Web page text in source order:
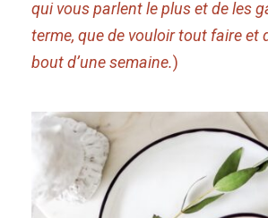
qui vous parlent le plus et de les
terme, que de vouloir tout faire et
bout d’une semaine.)